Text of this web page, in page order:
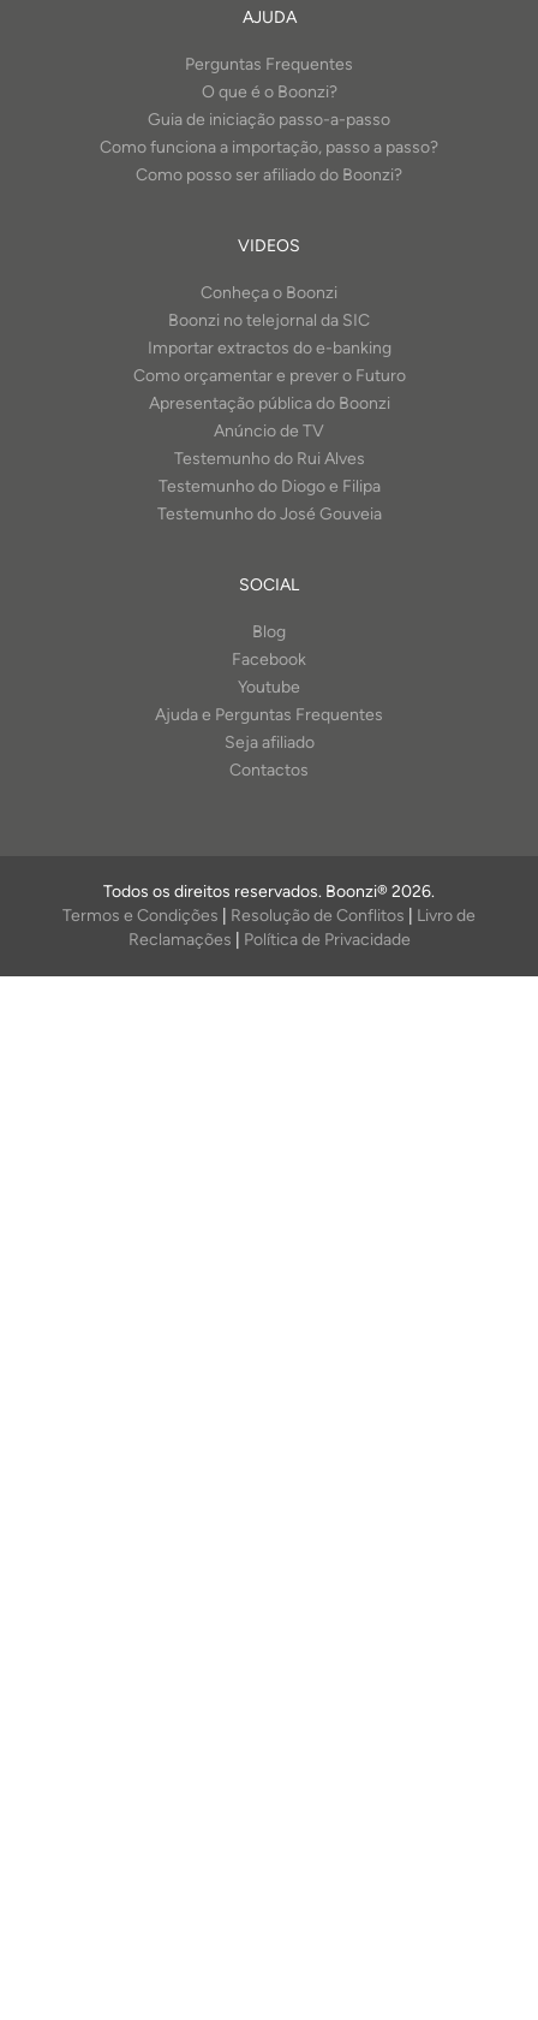
AJUDA
Perguntas Frequentes
O que é o Boonzi?
Guia de iniciação passo-a-passo
Como funciona a importação, passo a passo?
Como posso ser afiliado do Boonzi?
VIDEOS
Conheça o Boonzi
Boonzi no telejornal da SIC
Importar extractos do e-banking
Como orçamentar e prever o Futuro
Apresentação pública do Boonzi
Anúncio de TV
Testemunho do Rui Alves
Testemunho do Diogo e Filipa
Testemunho do José Gouveia
SOCIAL
Blog
Facebook
Youtube
Ajuda e Perguntas Frequentes
Seja afiliado
Contactos
Todos os direitos reservados. Boonzi® 2026.
Termos e Condições
Resolução de Conflitos
Livro de
Reclamações
Política de Privacidade